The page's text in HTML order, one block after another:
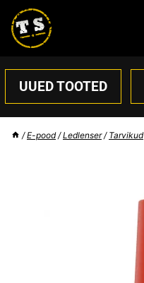
content
UUED TOOTED
/ E-pood / Ledlenser / Tarvikud